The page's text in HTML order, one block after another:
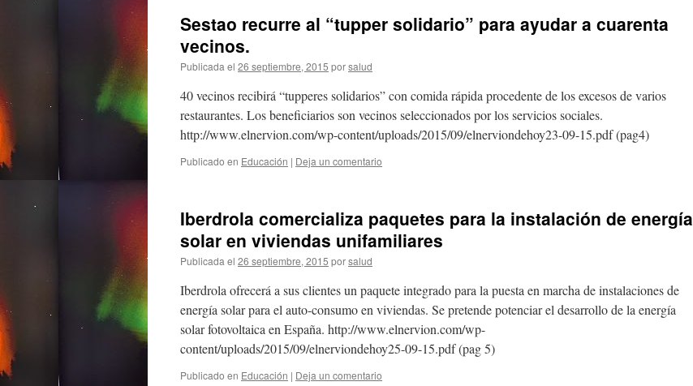
Sestao recurre al “tupper solidario” para ayudar a cuarenta
vecinos.
Publicada el 26 septiembre, 2015 porsalud
40 vecinos recibirá “tupperes solidarios” con comida rápida procedente de los excesos de varios
restaurantes. Los beneficiarios son vecinos seleccionados por los servicios sociales.
http://www.elnervion.com/wp-content/uploads/2015/09/elnerviondehoy23-09-15.pdf (pag4)
Publicado en Educación | Deja un comentario
Iberdrola comercializa paquetes para la instalación de energía
solar en viviendas unifamiliares
Publicada el 26 septiembre, 2015 porsalud
Iberdrola ofrecerá a sus clientes un paquete integrado para la puesta en marcha de instalaciones de
energía solar para el auto-consumo en viviendas. Se pretende potenciar el desarrollo de la energía
solar fotovoltaica en España. http://www.elnervion.com/wp-
content/uploads/2015/09/elnerviondehoy25-09-15.pdf (pag 5)
Publicado en Educación | Deja un comentario